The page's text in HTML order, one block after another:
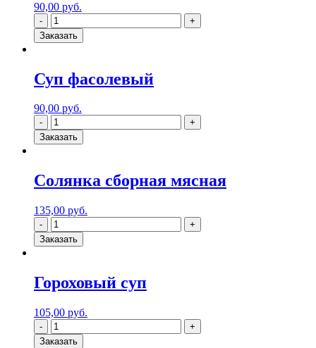
90,00 руб.
Заказать
Суп фасолевый
90,00 руб.
Заказать
Солянка сборная мясная
135,00 руб.
Заказать
Гороховый суп
105,00 руб.
Заказать